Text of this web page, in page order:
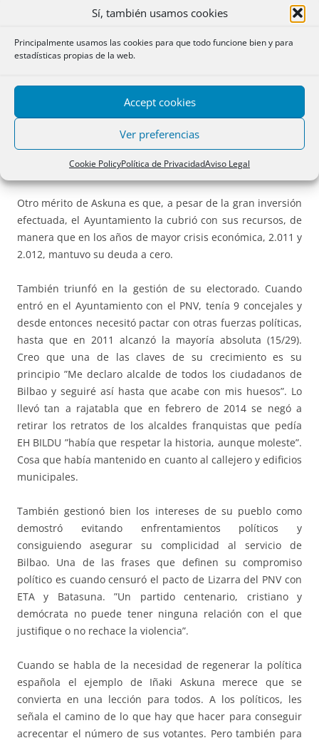
Sí, también usamos cookies
Principalmente usamos las cookies para que todo funcione bien y para
estadísticas propias de la web.
Accept cookies
Ver preferencias
Cookie PolicyPolítica de PrivacidadAviso Legal
DESPILFARRADOR.
Cuando a Iñaki Azkuna le galardonaron con el Premio
vom Hove miembro Principal de la Fundación City Mayors
dijo que la transformación de Bilbao de una ciudad
industrial en declive en un centro internacional para el
turismo y las artes se debía a la apertura del Museo
Guggenheim en 1997 y a la elección de Askuna como
alcalde 2 años más tarde.
Otro mérito de Askuna es que, a pesar de la gran inversión
efectuada, el Ayuntamiento la cubrió con sus recursos, de
manera que en los años de mayor crisis económica, 2.011 y
2.012, mantuvo su deuda a cero.
También triunfó en la gestión de su electorado. Cuando
entró en el Ayuntamiento con el PNV, tenía 9 concejales y
desde entonces necesitó pactar con otras fuerzas políticas,
hasta que en 2011 alcanzó la mayoría absoluta (15/29).
Creo que una de las claves de su crecimiento es su
principio ”Me declaro alcalde de todos los ciudadanos de
Bilbao y seguiré así hasta que acabe con mis huesos”. Lo
llevó tan a rajatabla que en febrero de 2014 se negó a
retirar los retratos de los alcaldes franquistas que pedía
EH BILDU ”había que respetar la historia, aunque moleste”.
Cosa que había mantenido en cuanto al callejero y edificios
municipales.
También gestionó bien los intereses de su pueblo como
demostró evitando enfrentamientos políticos y
consiguiendo asegurar su complicidad al servicio de
Bilbao. Una de las frases que definen su compromiso
político es cuando censuró el pacto de Lizarra del PNV con
ETA y Batasuna. ”Un partido centenario, cristiano y
demócrata no puede tener ninguna relación con el que
justifique o no rechace la violencia”.
Cuando se habla de la necesidad de regenerar la política
española el ejemplo de Iñaki Askuna merece que se
convierta en una lección para todos. A los políticos, les
señala el camino de lo que hay que hacer para conseguir
acrecentar el número de sus votantes. Pero también para